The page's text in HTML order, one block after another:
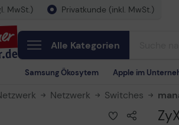
MwSt.) Privatkunde (inkl. MwSt.)
Alle Kategorien
Samsung Ökosytem Apple im
Netzwerk Switches